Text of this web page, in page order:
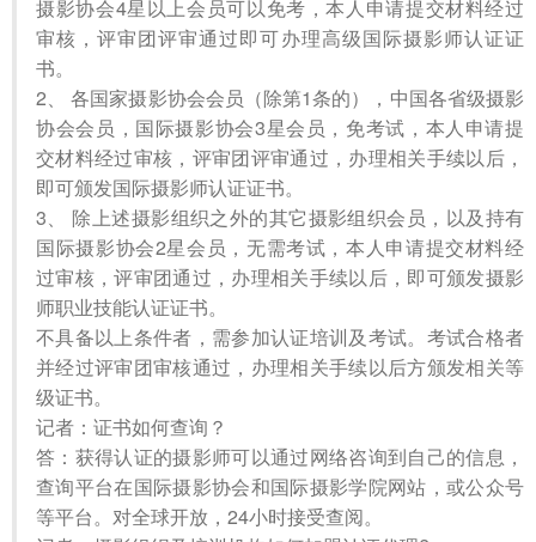
摄影协会4星以上会员可以免考，本人申请提交材料经过
审核，评审团评审通过即可办理高级国际摄影师认证证
书。
2、 各国家摄影协会会员（除第1条的），中国各省级摄影
协会会员，国际摄影协会3星会员，免考试，本人申请提
交材料经过审核，评审团评审通过，办理相关手续以后，
即可颁发国际摄影师认证证书。
3、 除上述摄影组织之外的其它摄影组织会员，以及持有
国际摄影协会2星会员，无需考试，本人申请提交材料经
过审核，评审团通过，办理相关手续以后，即可颁发摄影
师职业技能认证证书。
不具备以上条件者，需参加认证培训及考试。考试合格者
并经过评审团审核通过，办理相关手续以后方颁发相关等
级证书。
记者：证书如何查询？
答：获得认证的摄影师可以通过网络咨询到自己的信息，
查询平台在国际摄影协会和国际摄影学院网站，或公众号
等平台。对全球开放，24小时接受查阅。